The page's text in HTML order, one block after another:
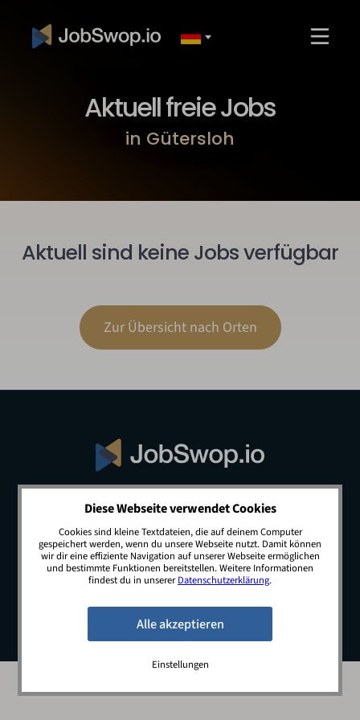
Aktuell freie Jobs
in Gütersloh
Aktuell sind keine Jobs verfügbar
Zur Übersicht nach Orten
© 2026 JobSwop.io · All rights reserved.
Blog Jobs Newsletter
Kontakt
Preise
Impressum Datenschutz
Diese Webseite verwendet Cookies
Cookies sind kleine Textdateien, die auf deinem Computer
gespeichert werden, wenn du unsere Webseite nutzt. Damit können
wir dir eine effiziente Navigation auf unserer Webseite ermöglichen
und bestimmte Funktionen bereitstellen. Weitere Informationen
findest du in unsererDatenschutzerklärung.
Einstellungen